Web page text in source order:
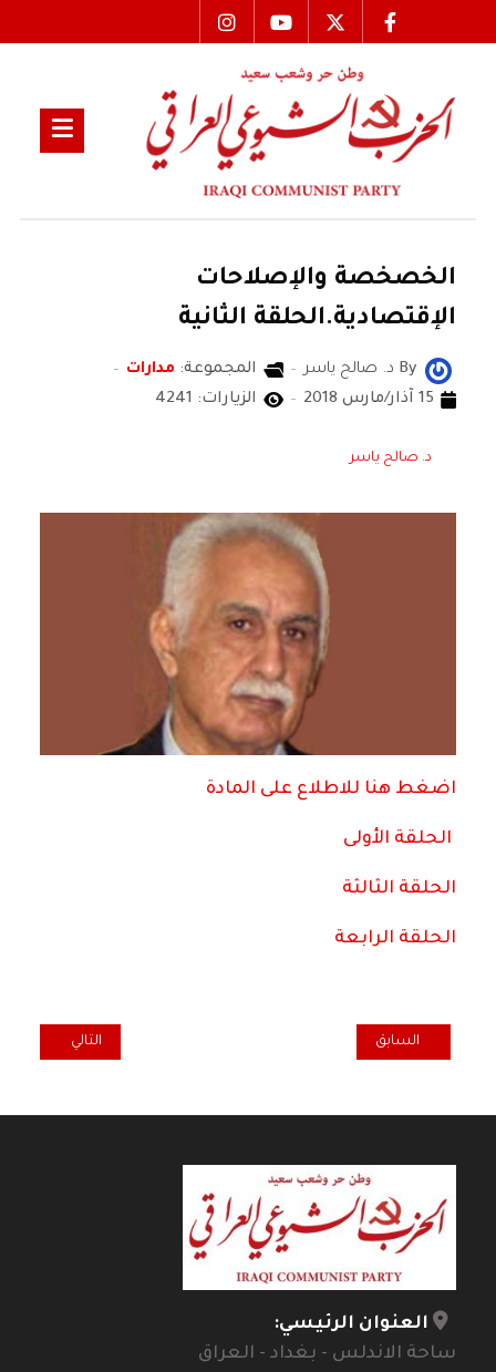
الخصخصة والإصلاحات
الإقتصادية.الحلقة الثانية
By د. صالح ياسر المجموعة: مدارات
15 آذار/مارس 2018
الزيارات: 4241
د. صالح ياسر
اضغط هنا للاطلاع على المادة
الحلقة الأولى
الحلقة الثالثة
الحلقة الرابعة
المقال السابق: توغل قوات تركية 15 كلم شمالي اربيل انتهاك لسيادة العراق وعلى الحكومة اتخاذ موقف حازم
السابق المقال التالي:
التالي
العنوان الرئيسي:
ساحة الاندلس - بغداد - العراق